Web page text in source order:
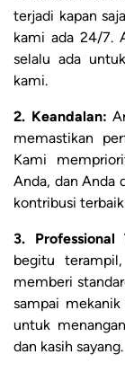
terjadi kapan
kami ada 24/7.
selalu ada
kami.
2. Keandalan:
memastikan
Kami
Anda, dan Anda
kontribusi
3. Professional
begitu
memberi
sampai
untuk
dan kasih sayang.